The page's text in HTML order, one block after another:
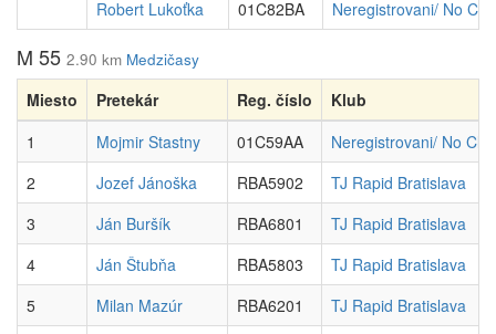
Robert Lukoťka
01C82BA Neregistrovani/ No
M 55 2.90 km Medzičasy
Miesto Pretekár Reg. číslo
Klub
1
Mojmir Stastny 01C59AA
Neregistrovani/ No
2
Jozef Jánoška RBA5902
TJ Rapid Bratislava
3
Ján Buršík RBA6801
TJ Rapid Bratislava
4
Ján Štubňa RBA5803
TJ Rapid Bratislava
5
Milan Mazúr RBA6201
TJ Rapid Bratislava